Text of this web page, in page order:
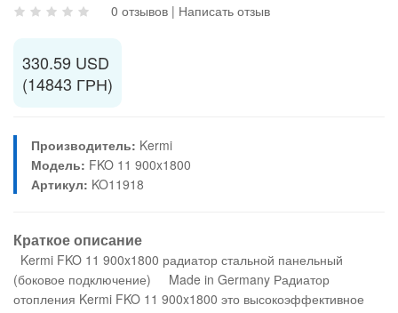
0 отзывов | Написать отзыв
330.59 USD
(14843 ГРН)
Производитель: Kermi
Модель: FKO 11 900x1800
Артикул: KO11918
Краткое описание
Kermi FKO 11 900x1800 радиатор стальной панельный
(боковое подключение) Made in Germany Радиатор
отопления Kermi FKO 11 900x1800 это высокоэффективное